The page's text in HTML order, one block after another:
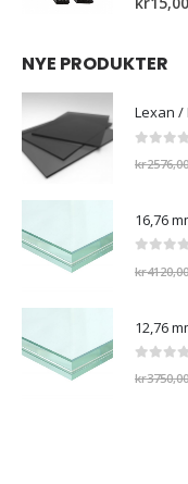
NYE PRODUKTER
Lexan
out of
kr2576,00
out of
kr4120,00
out of
kr3750,00